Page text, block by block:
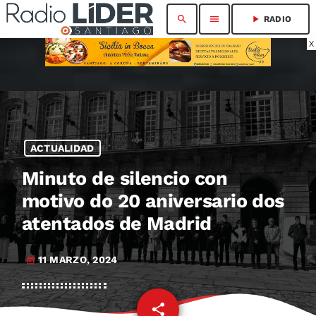
X
search menu play_arrow RADIO
ACTUALIDAD
Minuto de silencio con
motivo do 20 aniversario dos
atentados de Madrid
today 11 MARZO, 2024
share
email